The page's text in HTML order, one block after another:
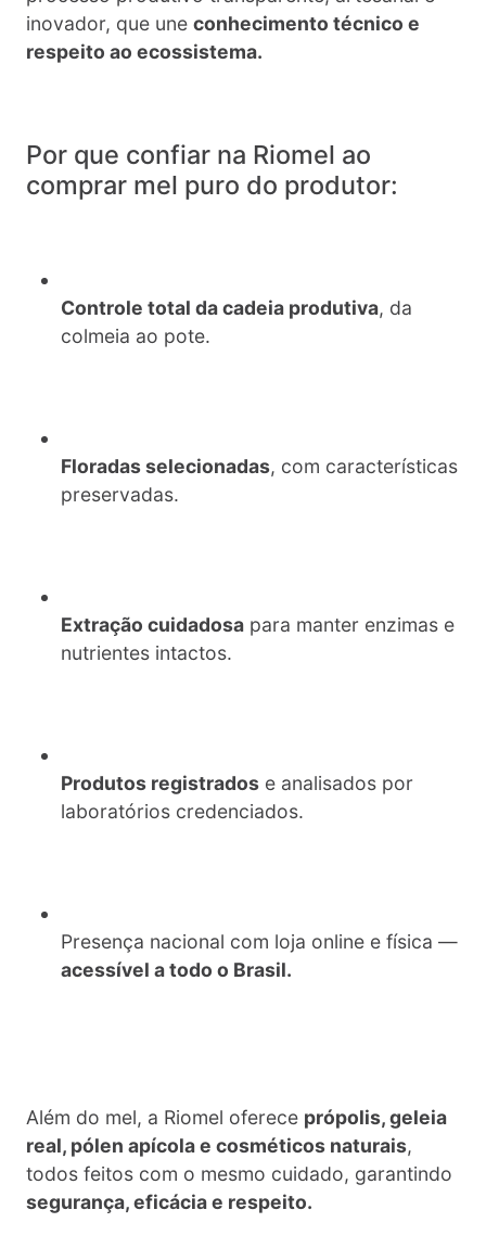
inovador, que une conhecimento técnico e
respeito ao ecossistema.
Por que confiar na Riomel ao
comprar mel puro do produtor:
Controle total da cadeia produtiva, da
colmeia ao pote.
Floradas selecionadas, com características
preservadas.
Extração cuidadosa para manter enzimas e
nutrientes intactos.
Produtos registrados e analisados por
laboratórios credenciados.
Presença nacional com loja online e física —
acessível a todo o Brasil.
Além do mel, a Riomel oferece própolis, geleia
real, pólen apícola e cosméticos naturais,
todos feitos com o mesmo cuidado, garantindo
segurança, eficácia e respeito.